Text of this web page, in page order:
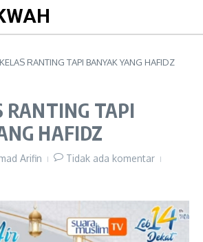
RANTING TAPI BANYAK YANG HAFIDZ
RANTING TAPI
HAFIDZ
Arifin
Tidak ada komentar